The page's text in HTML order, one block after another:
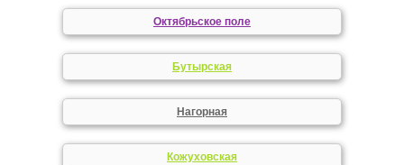
Октябрьское поле
Бутырская
Нагорная
Кожуховская